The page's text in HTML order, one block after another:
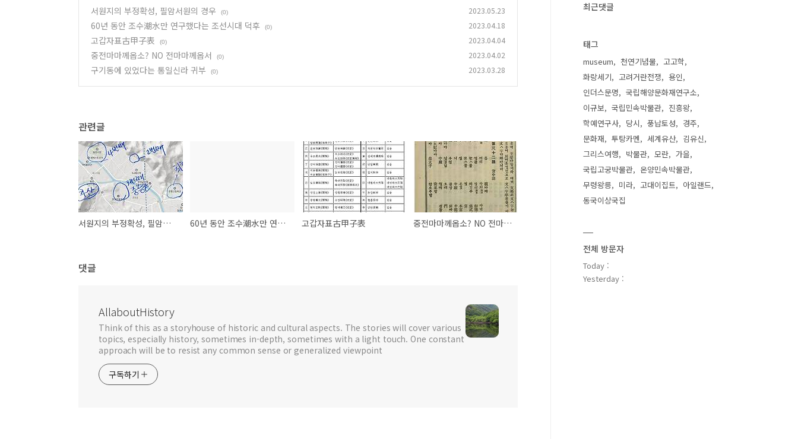
서원지의 부정확성, 필암서원의 경우
(0) 2023.05.23
60년 동안 조수潮水만 연구했다는 조선시대 덕후 (0) 2023.04.18
고갑자표古甲子表 (0) 2023.04.04
중전마마께옵소? NO 전마마께옵서 (0) 2023.04.02
구기동에 있었다는 통일신라 귀부 (0) 2023.03.28
관련글
서원지의 부정확성, 필암서원의 경우 60년 동안 조수潮水만 연구했다는 조선시대 덕후 고갑자표古甲子表 중전마마께옵소? NO 전마마께옵서
댓글
AllaboutHistory
Think of this as a storyhouse of historic and cultural aspects. The stories will cover various
topics, especially history, sometimes in-depth, sometimes with a light touch. One constant
approach will be to resist any common sense or generalized viewpoint
구독하기
최근댓글
태그
museum 천연기념물
고고학
화랑세기
고려거란전쟁
용인
인더스문명
국립해양문화재연구소
이규보
국립민속박물관
진흥왕
학예연구사
당시 풍납토성
경주
문화재
투탕카멘 세계유산
김유신
그리스여행
박물관 모란
가을
국립고궁박물관
온양민속박물관
무령왕릉
미라 고대이집트
아일랜드
동국이상국집
전체 방문자
Today :
Yesterday :